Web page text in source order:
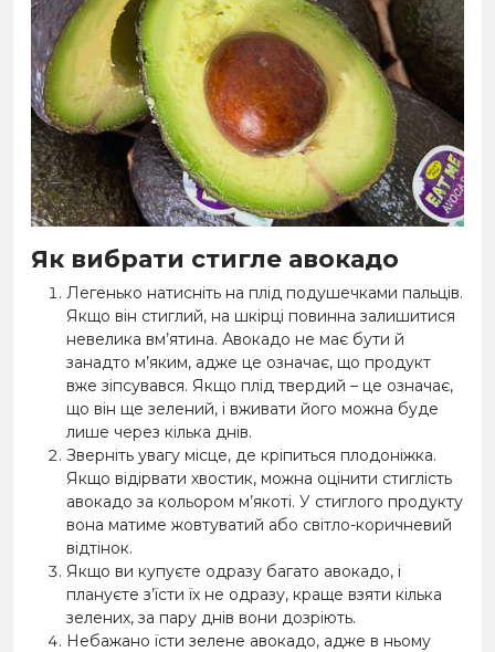
Як вибрати стигле авокадо
Легенько натисніть на плід подушечками пальців.
Якщо він стиглий, на шкірці повинна залишитися
невелика вм’ятина. Авокадо не має бути й
занадто м’яким, адже це означає, що продукт
вже зіпсувався. Якщо плід твердий – це означає,
що він ще зелений, і вживати його можна буде
лише через кілька днів.
Зверніть увагу місце, де кріпиться плодоніжка.
Якщо відірвати хвостик, можна оцінити стиглість
авокадо за кольором м’якоті. У стиглого продукту
вона матиме жовтуватий або світло-коричневий
відтінок.
Якщо ви купуєте одразу багато авокадо, і
плануєте з’їсти їх не одразу, краще взяти кілька
зелених, за пару днів вони дозріють.
Небажано їсти зелене авокадо, адже в ньому